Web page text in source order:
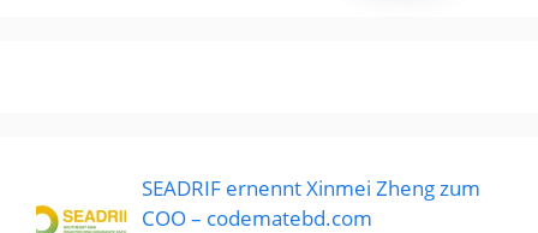
SEADRIF ernennt Xinmei Zheng zum
COO – codematebd.com